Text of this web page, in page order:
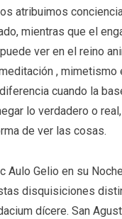
atribuimos
mientras que el
ver en el reino
, mimetismo
cuando la
lo verdadero o
de ver las cosas.
Aulo Gelio en su
disquisiciones
dícere. San